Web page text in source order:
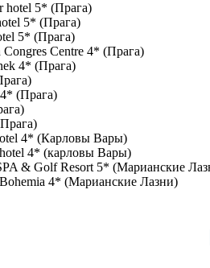
hotel 5* (Прага)
5* (Прага)
5* (Прага)
Centre 4* (Прага)
4* (Прага)
(Прага)
4* (Карловы Вары)
4* (карловы Вары)
& Golf Resort 5* (Марианские
4* (Марианские Лазни)